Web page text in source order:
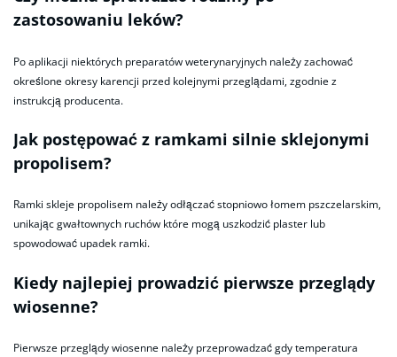
zastosowaniu leków?
Po aplikacji niektórych preparatów weterynaryjnych należy zachować
określone okresy karencji przed kolejnymi przeglądami, zgodnie z
instrukcją producenta.
Jak postępować z ramkami silnie sklejonymi
propolisem?
Ramki skleje propolisem należy odłączać stopniowo łomem pszczelarskim,
unikając gwałtownych ruchów które mogą uszkodzić plaster lub
spowodować upadek ramki.
Kiedy najlepiej prowadzić pierwsze przeglądy
wiosenne?
Pierwsze przeglądy wiosenne należy przeprowadzać gdy temperatura